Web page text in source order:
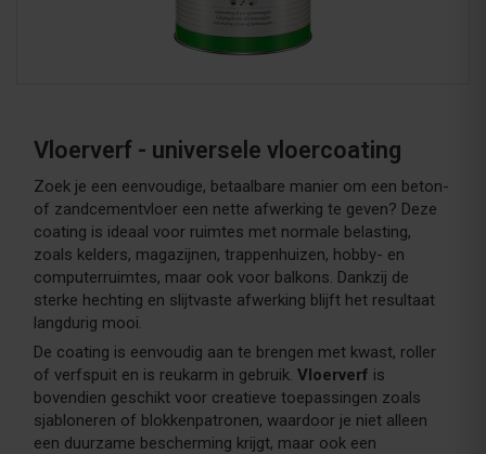
Vloerverf - universele vloercoating
Zoek je een eenvoudige, betaalbare manier om een beton-
of zandcementvloer een nette afwerking te geven? Deze
coating is ideaal voor ruimtes met normale belasting,
zoals kelders, magazijnen, trappenhuizen, hobby- en
computerruimtes, maar ook voor balkons. Dankzij de
sterke hechting en slijtvaste afwerking blijft het resultaat
langdurig mooi.
De coating is eenvoudig aan te brengen met kwast, roller
of verfspuit en is reukarm in gebruik. Vloerverf is
bovendien geschikt voor creatieve toepassingen zoals
sjabloneren of blokkenpatronen, waardoor je niet alleen
een duurzame bescherming krijgt, maar ook een